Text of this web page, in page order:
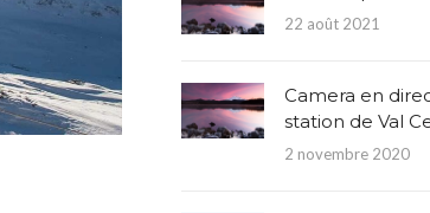
22 août 2021
Camera en
station de Val
2 novembre 2020